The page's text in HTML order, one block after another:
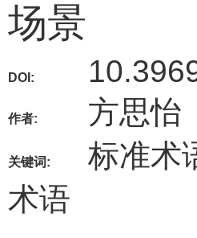
场景
DOI:
作者: 方思怡
关键词:
标准术
术语